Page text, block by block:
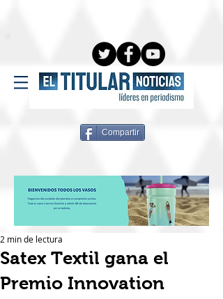
Compartir
Satex Textil gana el
Premio Innovation
2 min de lectura